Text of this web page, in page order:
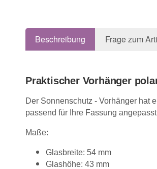
Beschreibung Frage zum
Praktischer Vorhänger
Der Sonnenschutz - Vorhänger hat
passend für Ihre Fassung
Maße:
Glasbreite: 54 mm
Glashöhe: 43 mm